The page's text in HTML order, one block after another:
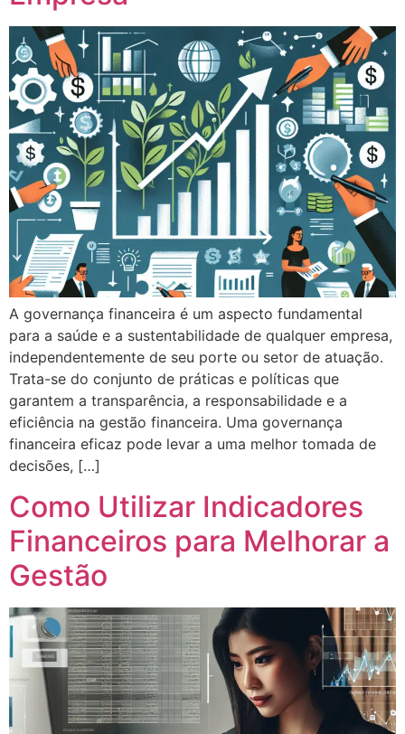
A governança financeira é um aspecto fundamental
para a saúde e a sustentabilidade de qualquer empresa,
independentemente de seu porte ou setor de atuação.
Trata-se do conjunto de práticas e políticas que
garantem a transparência, a responsabilidade e a
eficiência na gestão financeira. Uma governança
financeira eficaz pode levar a uma melhor tomada de
decisões, […]
Como Utilizar Indicadores
Financeiros para Melhorar a
Gestão